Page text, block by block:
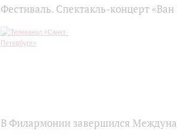
Фестиваль. Спектакль-концерт «Ван
В Филармонии завершился